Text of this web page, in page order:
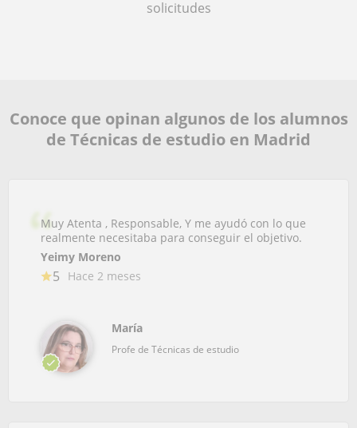
solicitudes
Conoce que opinan algunos de los alumnos
de Técnicas de estudio en Madrid
Muy Atenta , Responsable, Y me ayudó con lo que
realmente necesitaba para conseguir el objetivo.
Yeimy Moreno
5 Hace 2 meses
María
Profe de Técnicas de estudio